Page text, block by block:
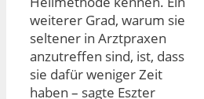
weiterer Grad, warum sie
seltener in Arztpraxen
anzutreffen sind, ist, dass
sie dafür weniger Zeit
haben – sagte Eszter